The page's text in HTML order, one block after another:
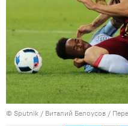
© Sputnik / Виталий Белоусов /